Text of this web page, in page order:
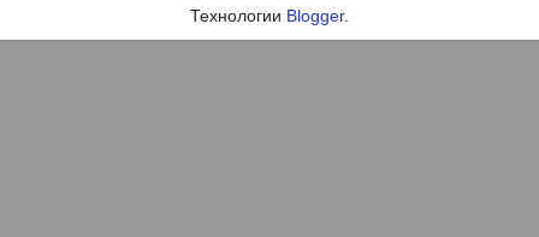
Технологии Blogger.